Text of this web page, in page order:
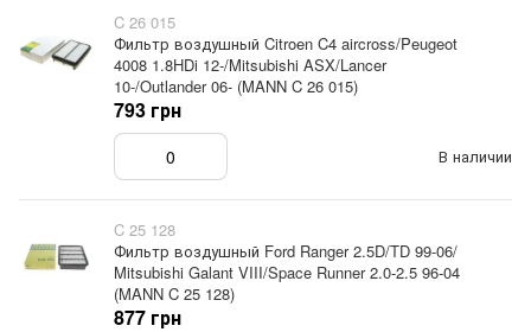
C 26 015
Фильтр воздушный Citroen C4 aircross/Peugeot
4008 1.8HDi 12-/Mitsubishi ASX/Lancer
10-/Outlander 06- (MANN C 26 015)
В наличии
793 грн
C 25 128
Фильтр воздушный Ford Ranger 2.5D/TD 99-06/
Mitsubishi Galant VIII/Space Runner 2.0-2.5 96-04
(MANN C 25 128)
877 грн